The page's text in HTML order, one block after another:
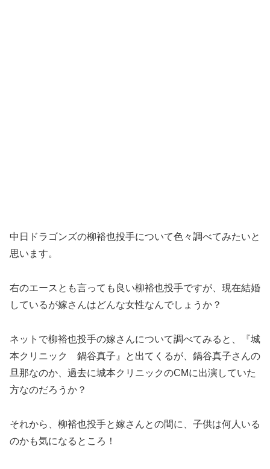
中日ドラゴンズの柳裕也投手について色々調べてみたいと
思います。
右のエースとも言っても良い柳裕也投手ですが、現在結婚
しているが嫁さんはどんな女性なんでしょうか？
ネットで柳裕也投手の嫁さんについて調べてみると、『城
本クリニック 鍋谷真子』と出てくるが、鍋谷真子さんの
旦那なのか、過去に城本クリニックのCMに出演していた
方なのだろうか？
それから、柳裕也投手と嫁さんとの間に、子供は何人いる
のかも気になるところ！